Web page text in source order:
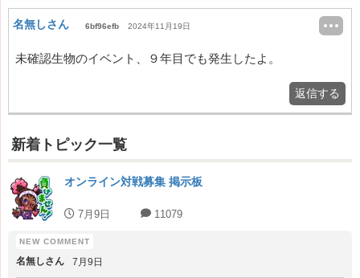
名無しさん 6bf96efb 2024年11月19日
未確認生物のイベント、９年目でも発生したよ。
返信する
新着トピック一覧
オンライン対戦募集 掲示板
7月9日 11079
名無しさん 7月9日